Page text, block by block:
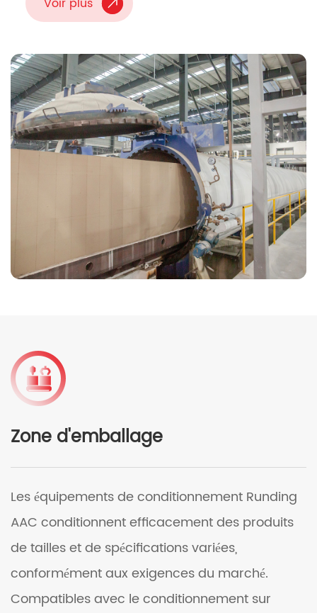
Zone d'emballage
Les équipements de conditionnement Runding
AAC conditionnent efficacement des produits
de tailles et de spécifications variées,
conformément aux exigences du marché.
Compatibles avec le conditionnement sur